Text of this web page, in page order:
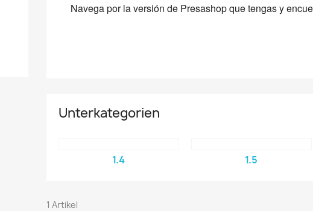
Navega por la versión de Presashop que tengas y
Unterkategorien
1.4 1.5
1 Artikel